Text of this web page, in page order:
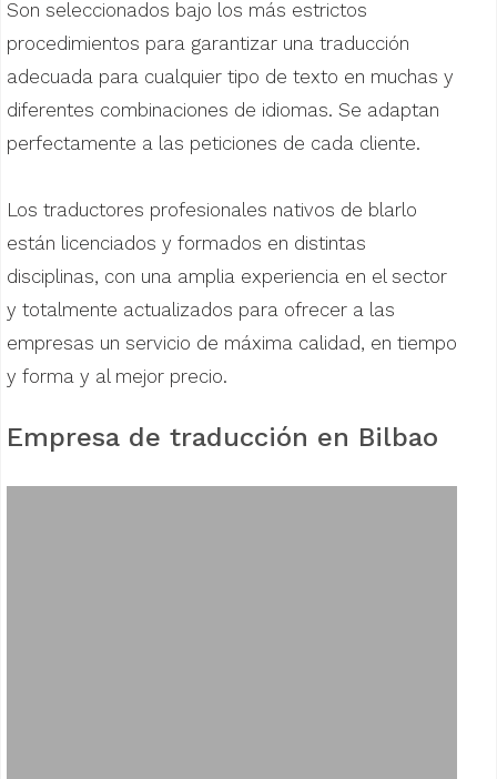
Son seleccionados bajo los más estrictos
procedimientos para garantizar una traducción
adecuada para cualquier tipo de texto en muchas y
diferentes combinaciones de idiomas. Se adaptan
perfectamente a las peticiones de cada cliente.
Los traductores profesionales nativos de blarlo
están licenciados y formados en distintas
disciplinas, con una amplia experiencia en el sector
y totalmente actualizados para ofrecer a las
empresas un servicio de máxima calidad, en tiempo
y forma y al mejor precio.
Empresa de traducción en Bilbao